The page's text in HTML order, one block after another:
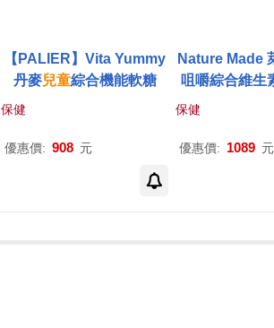
【PALIER】Vita Yummy
丹麥兒童綜合機能軟糖
保健
優惠價: 908 元
Nature Made
咀嚼綜合維生
保健
優惠價: 1089 元